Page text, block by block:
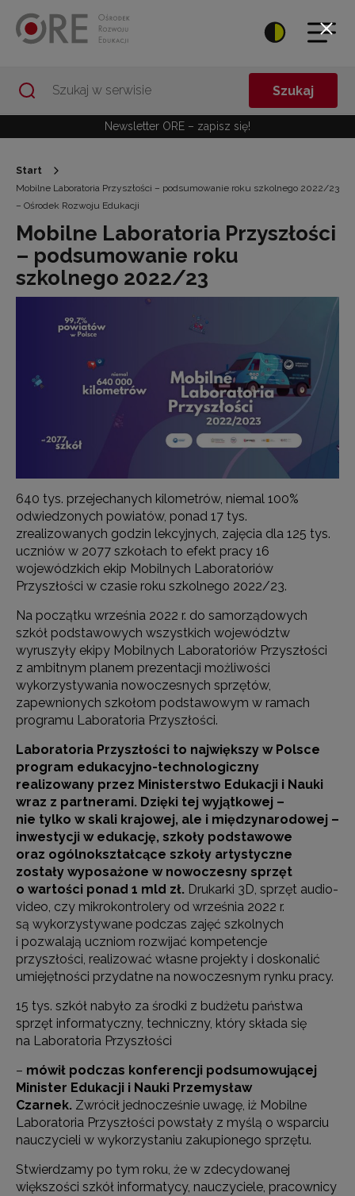
Szukaj
Newsletter ORE – zapisz się!
Start
Mobilne Laboratoria Przyszłości – podsumowanie roku szkolnego 2022/23
– Ośrodek Rozwoju Edukacji
Mobilne Laboratoria Przyszłości
– podsumowanie roku
szkolnego 2022/23
640 tys. przejechanych kilometrów, niemal 100%
odwiedzonych powiatów, ponad 17 tys.
zrealizowanych godzin lekcyjnych, zajęcia dla 125 tys.
uczniów w 2077 szkołach to efekt pracy 16
wojewódzkich ekip Mobilnych Laboratoriów
Przyszłości w czasie roku szkolnego 2022/23.
Na początku września 2022 r. do samorządowych
szkół podstawowych wszystkich województw
wyruszyły ekipy Mobilnych Laboratoriów Przyszłości
z ambitnym planem prezentacji możliwości
wykorzystywania nowoczesnych sprzętów,
zapewnionych szkołom podstawowym w ramach
programu Laboratoria Przyszłości.
Laboratoria Przyszłości to największy w Polsce
program edukacyjno-technologiczny
realizowany przez Ministerstwo Edukacji i Nauki
wraz z partnerami. Dzięki tej wyjątkowej –
nie tylko w skali krajowej, ale i międzynarodowej –
inwestycji w edukację, szkoły podstawowe
oraz ogólnokształcące szkoły artystyczne
zostały wyposażone w nowoczesny sprzęt
o wartości ponad 1 mld zł. Drukarki 3D, sprzęt audio-
video, czy mikrokontrolery od września 2022 r.
są wykorzystywane podczas zajęć szkolnych
i pozwalają uczniom rozwijać kompetencje
przyszłości, realizować własne projekty i doskonalić
umiejętności przydatne na nowoczesnym rynku pracy.
15 tys. szkół nabyło za środki z budżetu państwa
sprzęt informatyczny, techniczny, który składa się
na Laboratoria Przyszłości
– mówił podczas konferencji podsumowującej
Minister Edukacji i Nauki Przemysław
Czarnek. Zwrócił jednocześnie uwagę, iż Mobilne
Laboratoria Przyszłości powstały z myślą o wsparciu
nauczycieli w wykorzystaniu zakupionego sprzętu.
Stwierdzamy po tym roku, że w zdecydowanej
większości szkół informatycy, nauczyciele, pracownicy